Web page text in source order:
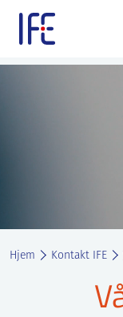
content
atomanlegg
Hjem Kontakt IFE